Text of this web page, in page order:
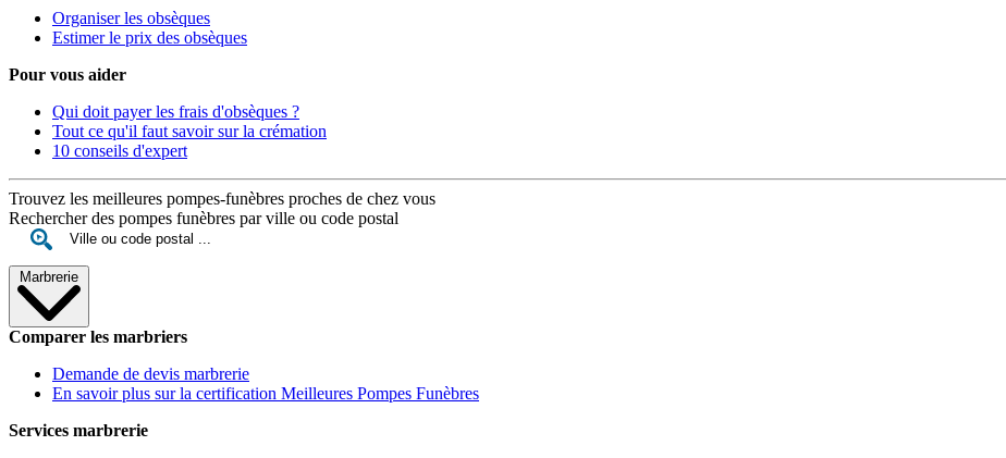
Organiser les obsèques
Estimer le prix des obsèques
Pour vous aider
Qui doit payer les frais d'obsèques ?
Tout ce qu'il faut savoir sur la crémation
10 conseils d'expert
Trouvez les meilleures pompes-funèbres proches de chez vous
Rechercher des pompes funèbres par ville ou code postal
Marbrerie
Comparer les marbriers
Demande de devis marbrerie
En savoir plus sur la certification Meilleures Pompes Funèbres
Services marbrerie